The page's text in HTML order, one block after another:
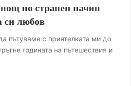
по странен начин
си любов
пътуваме с приятелката ми до
годината на пътешествия и